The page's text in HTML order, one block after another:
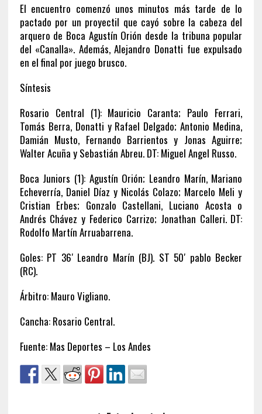
El encuentro comenzó unos minutos más tarde de lo
pactado por un proyectil que cayó sobre la cabeza del
arquero de Boca Agustín Orión desde la tribuna popular
del «Canalla». Además, Alejandro Donatti fue expulsado
en el final por juego brusco.
Síntesis
Rosario Central (1): Mauricio Caranta; Paulo Ferrari,
Tomás Berra, Donatti y Rafael Delgado; Antonio Medina,
Damián Musto, Fernando Barrientos y Jonas Aguirre;
Walter Acuña y Sebastián Abreu. DT: Miguel Angel Russo.
Boca Juniors (1): Agustín Orión; Leandro Marín, Mariano
Echeverría, Daniel Díaz y Nicolás Colazo; Marcelo Meli y
Cristian Erbes; Gonzalo Castellani, Luciano Acosta o
Andrés Chávez y Federico Carrizo; Jonathan Calleri. DT:
Rodolfo Martín Arruabarrena.
Goles: PT 36′ Leandro Marín (BJ). ST 50′ pablo Becker
(RC).
Árbitro: Mauro Vigliano.
Cancha: Rosario Central.
Fuente: Mas Deportes – Los Andes